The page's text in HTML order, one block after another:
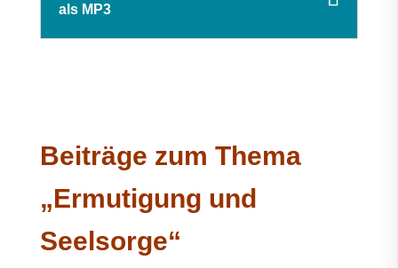
als MP3
Beiträge zum Thema
„Ermutigung und
Seelsorge“